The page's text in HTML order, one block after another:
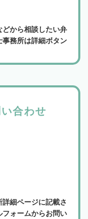
から相談したい弁
務所は詳細ボタン
合わせ
細ページに記載さ
ォームからお問い